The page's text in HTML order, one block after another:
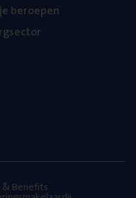
beroe­pen
& Benefits